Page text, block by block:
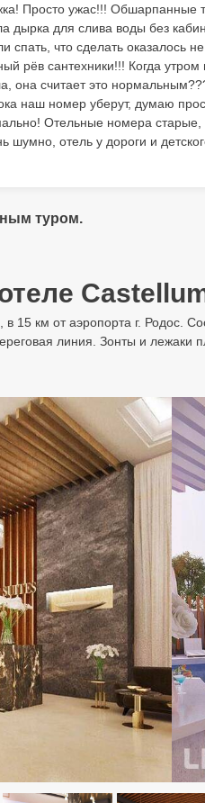
Просто ужас!!!
дырка для слива воды без
что сделать оказалось
рёв сантехники!!! Когда утром
она считает это
наш номер уберут, думаю
Отельные номера
шумно, отель у дороги и
туром.
в 15 км от аэропорта г.
линия. Зонты и